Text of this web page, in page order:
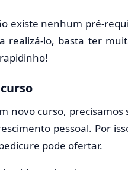
existe nenhum pré-
realizá-lo, basta ter
novo curso,
pessoal. Por
pode ofertar.